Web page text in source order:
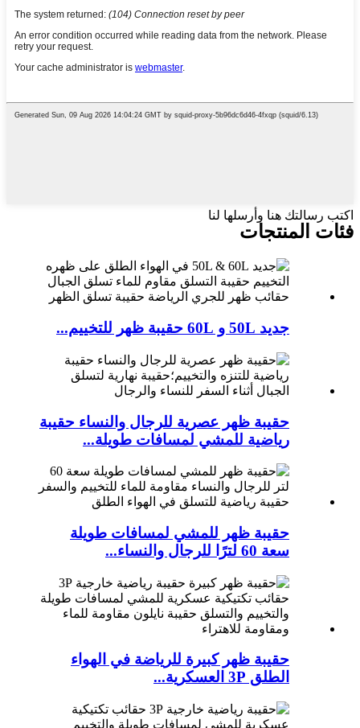
اكتب رسالتك هنا وأرسلها لنا
فئات المنتجات
جديد 50L و 60L حقيبة ظهر للتخييم...
حقيبة ظهر عصرية للرجال والنساء حقيبة
رياضية للمشي لمسافات طويلة...
حقيبة ظهر للمشي لمسافات طويلة
سعة 60 لترًا للرجال والنساء...
حقيبة ظهر كبيرة للرياضة في الهواء
الطلق 3P العسكرية...